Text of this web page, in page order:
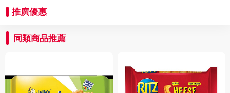
推廣優惠
同類商品推薦